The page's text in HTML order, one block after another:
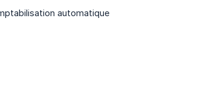
automatique